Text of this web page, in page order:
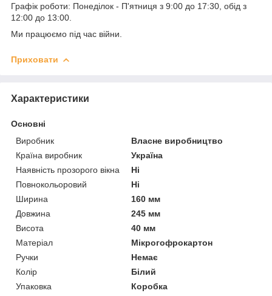
Графік роботи: Понеділок - П'ятниця з 9:00 до 17:30, обід з
12:00 до 13:00.
Ми працюємо під час війни.
Приховати
Характеристики
Основні
Виробник
Власне виробництво
Країна виробник
Україна
Наявність прозорого вікна
Ні
Повнокольоровий
Ні
Ширина
160 мм
Довжина
245 мм
Висота
40 мм
Матеріал
Мікрогофрокартон
Ручки
Немає
Колір
Білий
Упаковка
Коробка